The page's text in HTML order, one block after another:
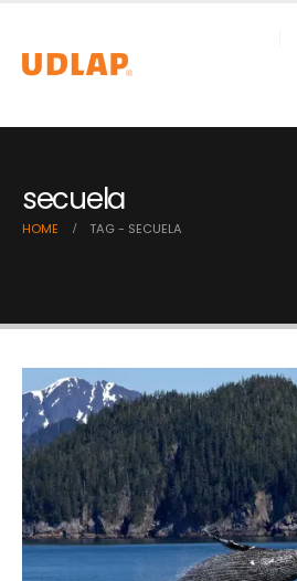
secuela
HOME TAG - SECUELA